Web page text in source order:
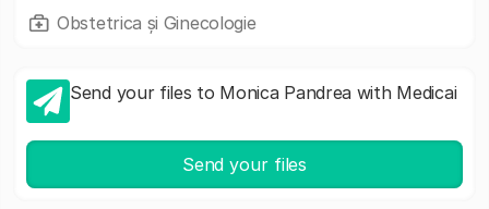
Obstetrica și Ginecologie
Send your files to Monica Pandrea with Medicai
Send your files